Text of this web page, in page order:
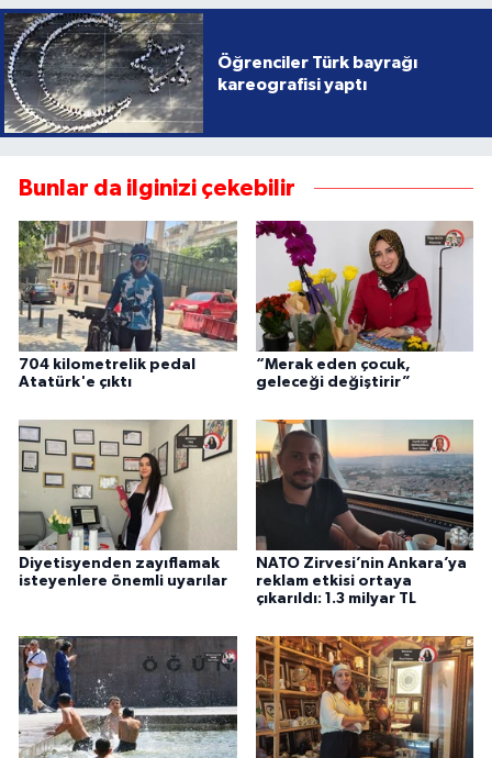
Öğrenciler Türk bayrağı
kareografisi yaptı
Bunlar da ilginizi çekebilir
704 kilometrelik pedal
Atatürk'e çıktı
“Merak eden çocuk,
geleceği değiştirir”
Diyetisyenden zayıflamak
isteyenlere önemli uyarılar
NATO Zirvesi’nin Ankara’ya
reklam etkisi ortaya
çıkarıldı: 1.3 milyar TL